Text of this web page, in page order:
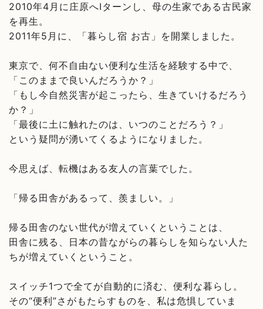
2010年4月に庄原へIターンし、母の生家である古民家
を再生。
2011年5月に、「暮らし宿 お古」を開業しました。
東京で、何不自由ない便利な生活を経験する中で、
「このままで良いんだろうか？」
「もし今自然災害が起こったら、生きていけるだろう
か？」
「最後に土に触れたのは、いつのことだろう？」
という疑問が湧いてくるようになりました。
今思えば、転機はある友人の言葉でした。
「帰る田舎があるって、羨ましい。」
帰る田舎のない世代が増えていくということは、
田舎に残る、日本の昔ながらの暮らしを知らない人た
ちが増えていくということ。
スイッチ1つで全てが自動的に済む、便利な暮らし。
その“便利”さがもたらすものを、私は危惧していま